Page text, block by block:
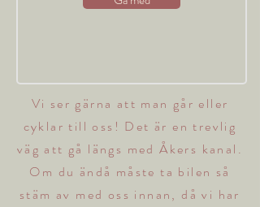
Vi ser gärna att man går eller
cyklar till oss! Det är en trevlig
väg att gå längs med Åkers kanal.
Om du ändå måste ta bilen så
stäm av med oss innan, då vi har